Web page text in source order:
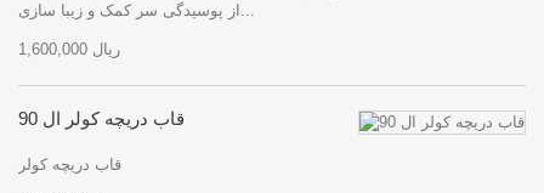
از پوسیدگی سر کمک و زیبا سازی...
1,600,000 ریال
قاب دریچه کولر ال 90
قاب دریچه کولر